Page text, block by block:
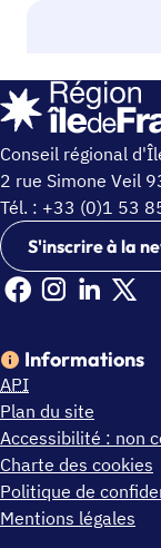
Conseil régional
2 rue Simone Veil
Tél. : +33 (0)1 53
S'inscrire à la
Facebook Ile de
Instagram Ile
Linkedin
X
Informations
API
Plan du site
Accessibilité : non
Charte des cookies
Politique de
Mentions légales